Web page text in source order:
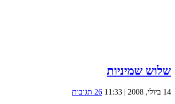
שלוש שמיניות
14 ביולי, 2008 | 11:33
26 תגובות